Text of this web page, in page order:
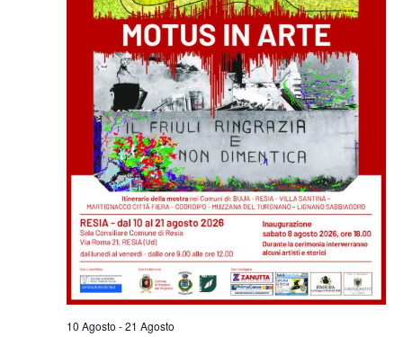
10 Agosto -21 Agosto